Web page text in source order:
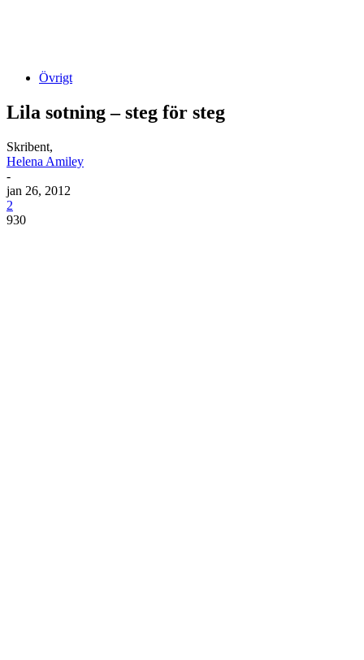
Övrigt
Lila sotning – steg för steg
Skribent,
Helena Amiley
-
jan 26, 2012
2
930